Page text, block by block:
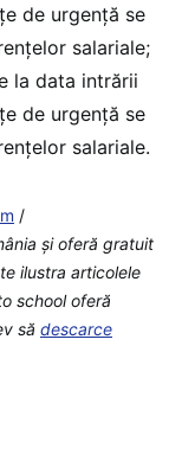
de urgență se
salariale;
la data intrării
de urgență se
salariale.
/
şi oferă gratuit
ilustra articolele
school oferă
să descarce